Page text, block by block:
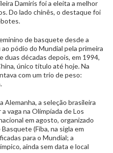
Damiris foi a eleita a melhor
Do lado chinês, o destaque foi
de basquete desde a
pódio do Mundial pela primeira
duas décadas depois, em 1994,
único título até hoje. Na
com um trio de peso:
Alemanha, a seleção brasileira
vaga na Olimpíada de Los
em agosto, organizado
(Fiba, na sigla em
para o Mundial; a
ainda sem data e local